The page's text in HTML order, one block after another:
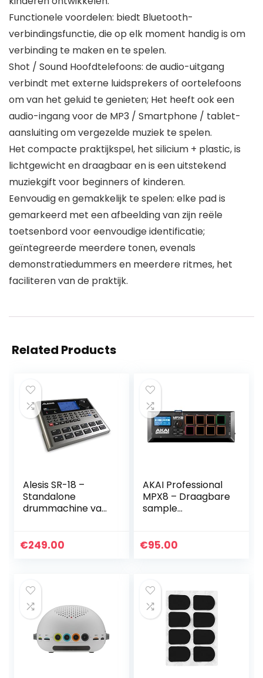
Functionele voordelen: biedt Bluetooth-
verbindingsfunctie, die op elk moment handig is om
verbinding te maken en te spelen.
Shot / Sound Hoofdtelefoons: de audio-uitgang
verbindt met externe luidsprekers of oortelefoons
om van het geluid te genieten; Het heeft ook een
audio-ingang voor de MP3 / Smartphone / tablet-
aansluiting om vergezelde muziek te spelen.
Het compacte praktijkspel, het silicium + plastic, is
lichtgewicht en draagbaar en is een uitstekend
muziekgift voor beginners of kinderen.
Eenvoudig en gemakkelijk te spelen: elke pad is
gemarkeerd met een afbeelding van zijn reële
toetsenbord voor eenvoudige identificatie;
geïntegreerde meerdere tonen, evenals
demonstratiedummers en meerdere ritmes, het
faciliteren van de praktijk.
Related Products
Alesis SR-18 –
Standalone
drummachine van
geluidsbibliotheek,
ors
€249.00
AKAI Professional
MPX8 – Draagbare
sample
prestatiegerichte
ingebouwde SD-
kaartsleuf
€95.00